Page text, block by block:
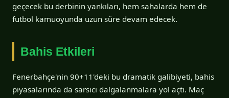
geçecek bu derbinin yankıları, hem sahalarda hem de
futbol kamuoyunda uzun süre devam edecek.
Bahis Etkileri
Fenerbahçe'nin 90+11'deki bu dramatik galibiyeti, bahis
piyasalarında da sarsıcı dalgalanmalara yol açtı. Maç